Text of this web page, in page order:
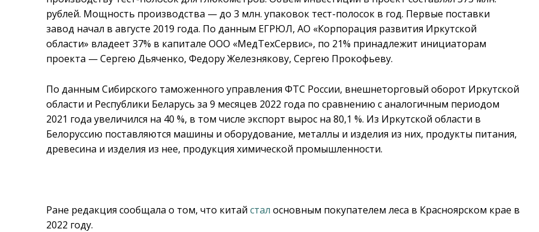
рублей. Мощность производства — до 3 млн. упаковок тест-полосок в год. Первые поставки
завод начал в августе 2019 года. По данным ЕГРЮЛ, АО «Корпорация развития Иркутской
области» владеет 37% в капитале ООО «МедТехСервис», по 21% принадлежит инициаторам
проекта — Сергею Дьяченко, Федору Железнякову, Сергею Прокофьеву.
По данным Сибирского таможенного управления ФТС России, внешнеторговый оборот Иркутской
области и Республики Беларусь за 9 месяцев 2022 года по сравнению с аналогичным периодом
2021 года увеличился на 40 %, в том числе экспорт вырос на 80,1 %. Из Иркутской области в
Белоруссию поставляются машины и оборудование, металлы и изделия из них, продукты питания,
древесина и изделия из нее, продукция химической промышленности.
Ране редакция сообщала о том, что китайстал основным покупателем леса в Красноярском крае в
2022 году.